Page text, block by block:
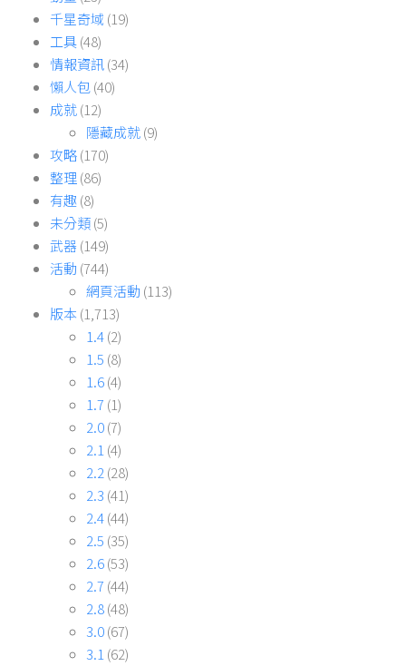
千星奇域 (19)
工具(48)
情報資訊(34)
懶人包(40)
成就(12)
隱藏成就(9)
攻略(170)
整理(86)
有趣(8)
未分類(5)
武器(149)
活動 (744)
網頁活動 (113)
版本 (1,713)
1.4(2)
1.5 (8)
1.6(4)
1.7 (1)
2.0(7)
2.1(4)
2.2(28)
2.3 (41)
2.4(44)
2.5 (35)
2.6(53)
2.7 (44)
2.8(48)
3.0(67)
3.1(62)